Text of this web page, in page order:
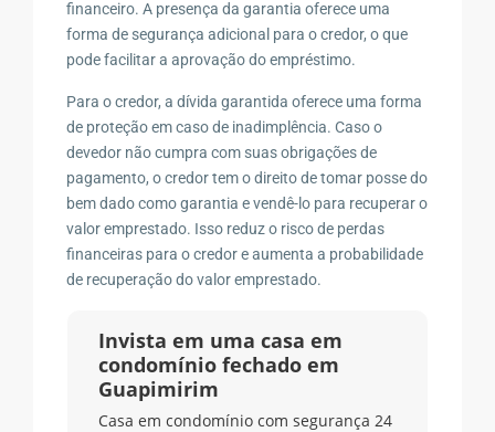
financeiro. A presença da garantia oferece uma
forma de segurança adicional para o credor, o que
pode facilitar a aprovação do empréstimo.
Para o credor, a dívida garantida oferece uma forma
de proteção em caso de inadimplência. Caso o
devedor não cumpra com suas obrigações de
pagamento, o credor tem o direito de tomar posse do
bem dado como garantia e vendê-lo para recuperar o
valor emprestado. Isso reduz o risco de perdas
financeiras para o credor e aumenta a probabilidade
de recuperação do valor emprestado.
Invista em uma casa em
condomínio fechado em
Guapimirim
Casa em condomínio com segurança 24